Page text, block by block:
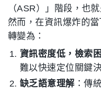
（ASR）」階段，也
然而，在資訊爆炸的
轉變為：
資訊密度低，檢索
難以快速定位關鍵
缺乏語意理解 ：傳